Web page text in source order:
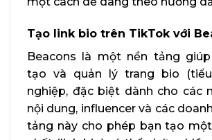
Tạo link bio trên TikTok với
Beacons là một nền tảng
tạo và quản lý trang bio
nghiệp, đặc biệt dành cho các
nội dung, influencer và các
tảng này cho phép bạn tạo